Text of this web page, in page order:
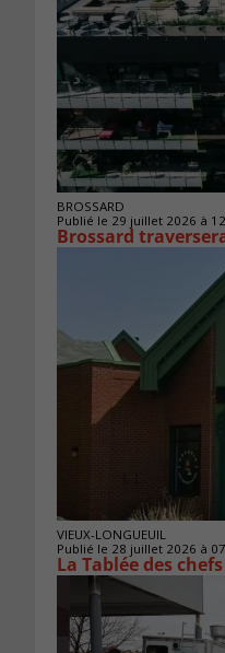
BROSSARD
Publié le 29 juillet 2026 à
Brossard
VIEUX-LONGUEUIL
Publié le 28 juillet 2026 à
La Tablée des